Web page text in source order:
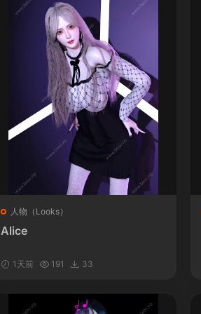
人物（Looks）
Alice
1天前 191 33